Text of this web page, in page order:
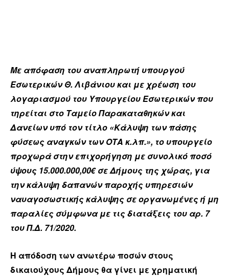
Με απόφαση του αναπληρωτή υπουργού
Εσωτερικών Θ. Λιβάνιου και με χρέωση του
λογαριασμού του Υπουργείου Εσωτερικών που
τηρείται στο Ταμείο Παρακαταθηκών και
Δανείων υπό τον τίτλο «Κάλυψη των πάσης
φύσεως αναγκών των ΟΤΑ κ.λπ.», το υπουργείο
προχωρά στην επιχορήγηση με συνολικό ποσό
ύψους 15.000.000,00€ σε Δήμους της χώρας, για
την κάλυψη δαπανών παροχής υπηρεσιών
ναυαγοσωστικής κάλυψης σε οργανωμένες ή μη
παραλίες σύμφωνα με τις διατάξεις του αρ. 7
του Π.Δ. 71/2020.
Η απόδοση των ανωτέρω ποσών στους
δικαιούχους Δήμους θα γίνει με χρηματική